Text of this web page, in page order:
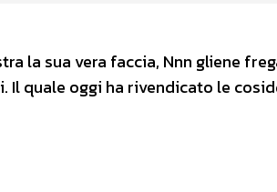
la sua vera faccia, Nnn gliene
Il quale oggi ha rivendicato le